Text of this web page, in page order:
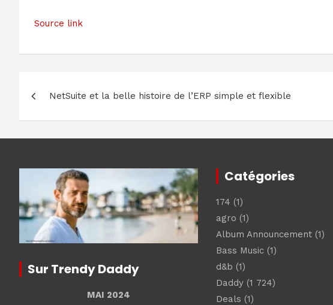
Source link
de
l’article
NetSuite et la belle histoire de l’ERP simple et flexible
Sur Trendy Daddy
MAI 2024
Catégories
174 (1)
agro (1)
Album Announcement(1)
Bass Music(1)
d&b (1)
Daddy(1 724)
Deals (1)